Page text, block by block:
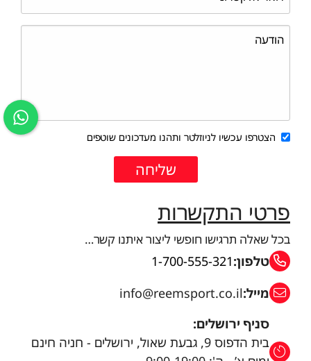
הצטרפו עכשיו לניוזלטר ותהנו מעדכונים שוטפים
פרטי התקשרות
בכל שאלה תרגישו חופשי ליצור איתנו קשר…
טלפון:1-700-555-321
מייל:info@reemsport.co.il
סניף ירושלים:
בית הדפוס 9, גבעת שאול, ירושלים - חניה חינם